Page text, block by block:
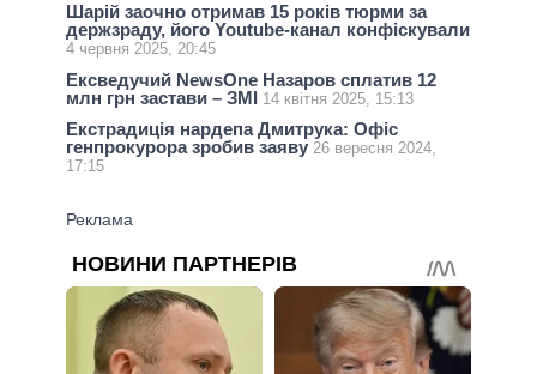
Шарій заочно отримав 15 років тюрми за
держзраду, його Youtube-канал конфіскували
4 червня 2025, 20:45
Ексведучий NewsOne Назаров сплатив 12
млн грн застави – ЗМІ 14 квітня 2025, 15:13
Екстрадиція нардепа Дмитрука: Офіс
генпрокурора зробив заяву 26 вересня 2024,
17:15